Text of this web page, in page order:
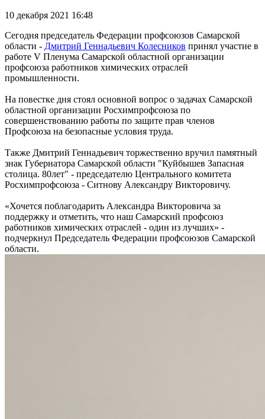
10 декабря 2021 16:48
Сегодня председатель Федерации профсоюзов Самарской
области - Дмитрий Геннадьевич Колесников принял участие в
работе V Пленума Самарской областной организации
профсоюза работников химических отраслей
промышленности.
На повестке дня стоял основной вопрос о задачах Самарской
областной организации Росхимпрофсоюза по
совершенствованию работы по защите прав членов
Профсоюза на безопасные условия труда.
Также Дмитрий Геннадьевич торжественно вручил памятный
знак Губернатора Самарской области "Куйбышев Запасная
столица. 80лет" - председателю Центрального комитета
Росхимпрофсоюза - Ситнову Александру Викторовичу.
«Хочется поблагодарить Александра Викторовича за
поддержку и отметить, что наш Самарский профсоюз
работников химических отраслей - один из лучших» -
подчеркнул Председатель Федерации профсоюзов Самарской
области.